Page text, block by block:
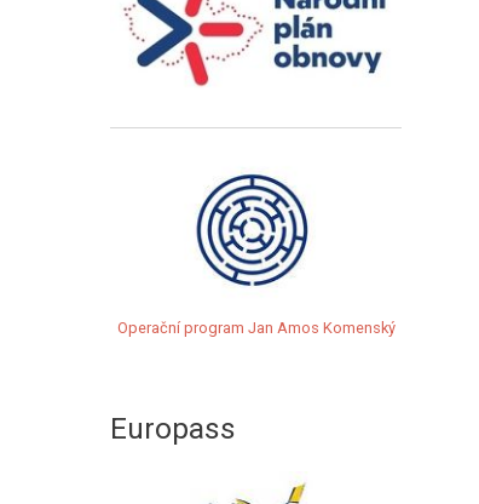
Operační program Jan Amos Komenský
Europass